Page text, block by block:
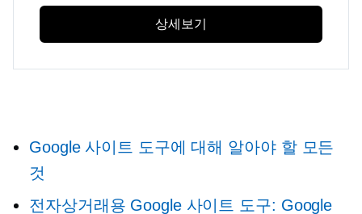
상세보기
Google 사이트 도구에 대해 알아야 할 모든
것
전자상거래용 Google 사이트 도구: Google